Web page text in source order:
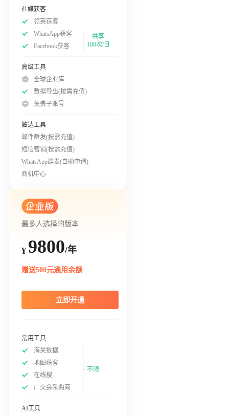
社媒获客
领英获客
WhatsApp获客
Facebook获客
共享
100次/日
高级工具
全球企业库
数据导出(按需充值)
免费子账号
触达工具
邮件群发(按需充值)
短信营销(按需充值)
WhatsApp群发(自助申请)
商机中心
最多人选择的版本
¥ 9800/年
赠送500元通用余额
立即开通
常用工具
海关数据
地图获客
在线搜
广交会采购商
不限
AI工具